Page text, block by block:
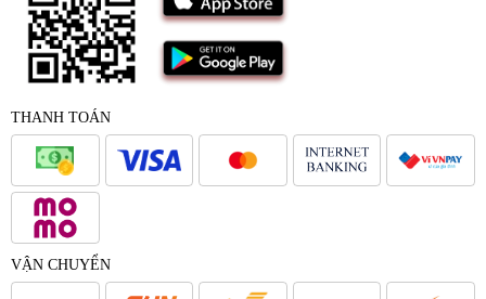
THANH TOÁN
VẬN CHUYỂN